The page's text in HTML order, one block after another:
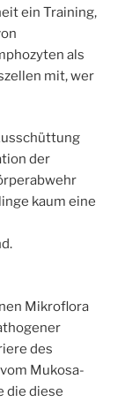
ein Training,
als
mit, wer
der
kaum eine
Mikroflora
des
Mukosa-
die diese